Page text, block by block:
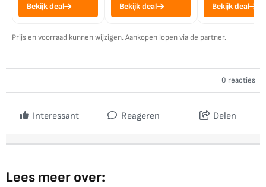
Bekijk deal Bekijk deal Bekijk deal
Prijs en voorraad kunnen wijzigen. Aankopen lopen via de partner.
0 reacties
Interessant Reageren Delen
Lees meer over: